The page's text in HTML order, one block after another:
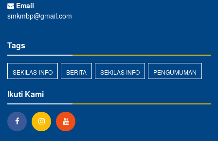
Email
smkmbp@gmail.com
Tags
SEKILAS-INFO BERITA SEKILAS INFO PENGUMUMAN
Ikuti Kami